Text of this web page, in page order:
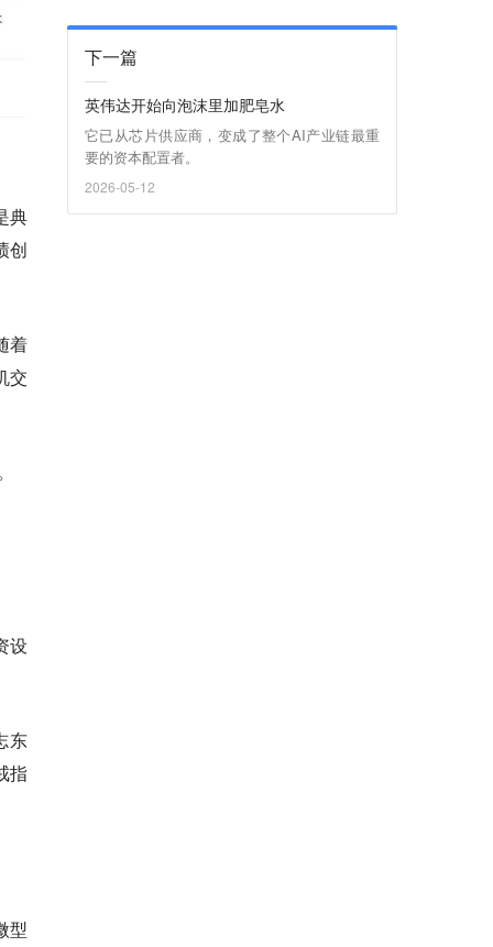
典
创
着
交
设
东
指
型
下一篇
英伟达开始向泡沫里加肥皂水
它已从芯片供应商，变成了整个AI产业链最重
要的资本配置者。
2026-05-12